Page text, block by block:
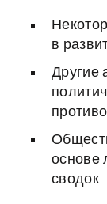
в
Другие
основе
сводок.